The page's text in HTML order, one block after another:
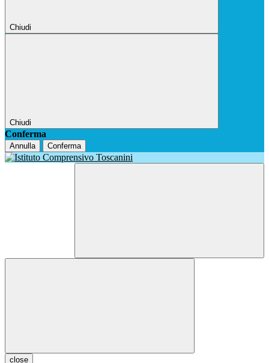
Chiudi
Chiudi
Conferma
Annulla Conferma
close